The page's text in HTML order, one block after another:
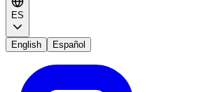
ES
English Español